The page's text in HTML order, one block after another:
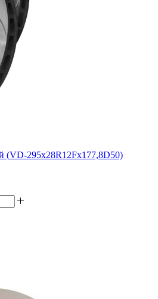
(VD-295x28R12Fx177,8D50)